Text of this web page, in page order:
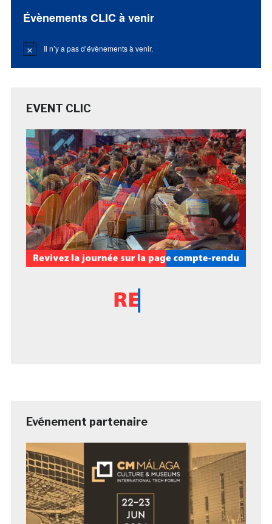
Évènements CLIC à venir
Notice Il n’y a pas d’évènements à venir.
EVENT CLIC
Evénement partenaire